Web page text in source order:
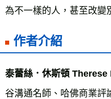
為不一樣的人，甚至改變
作者介紹
泰蕾絲．休斯頓 Therese
谷溝通名師、哈佛商業評